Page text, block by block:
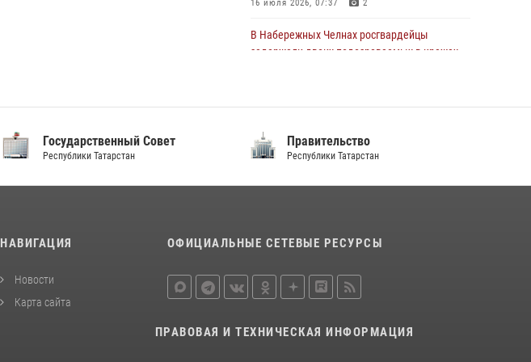
16 июля 2026, 07:37 2
В Набережных Челнах росгвардейцы
задержали двоих подозреваемых в кражах
Росгвардии поделился секретами своего
семейного счастья
Росгвардейцы рассказали казанцам о
карьерных возможностях в силовом
Государственный Совет
Республики Татарстан
Правительство
Республики Татарстан
НАВИГАЦИЯ
Новости
Карта сайта
ОФИЦИАЛЬНЫЕ СЕТЕВЫЕ РЕСУРСЫ
ПРАВОВАЯ И ТЕХНИЧЕСКАЯ ИНФОРМАЦИЯ